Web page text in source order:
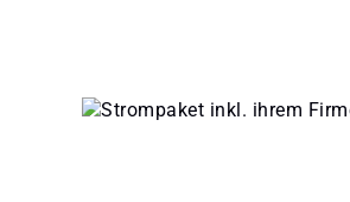
Bildergalerie überspringen